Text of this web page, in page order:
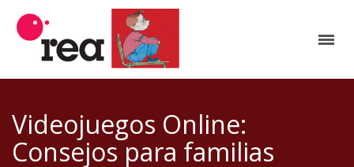
Videojuegos Online:
Consejos para familias